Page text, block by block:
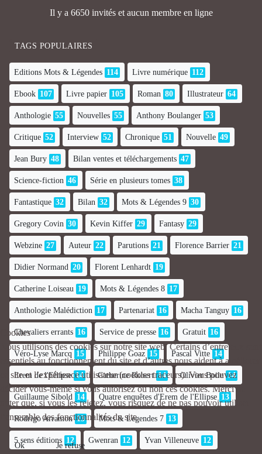
Il y a 6650 invités et aucun membre en ligne
TAGS POPULAIRES
Editions Mots & Légendes 114 Livre numérique 112
Ebook 107 Livre papier 105 Roman 80 Illustrateur 64
Anthologie 55 Nouvelles 55 Anthony Boulanger 53
Critique 52 Interview 52 Chronique 51 Nouvelle 49
Jean Bury 48 Bilan ventes et téléchargements 47
Science-fiction 46 Série en plusieurs tomes 38
Fantastique 32 Bilan 32 Mots & Légendes 9 30
Gregory Covin 30 Kevin Kiffer 29 Fantasy 29
Webzine 27 Auteur 22 Parutions 21 Florence Barrier 21
Didier Normand 20 Florent Lenhardt 19
Catherine Loiseau 19 Mots & Légendes 8 17
Anthologie Malédiction 17 Partenariat 16 Macha Tanguy 16
Chevaliers errants 16 Service de presse 16 Gratuit 16
Véro-Lyse Marcq 15 Philippe Goaz 15 Pascal Vitte 14
Erem de l'Ellipse 14 Catherine Robert 14 Olivier Boile 14
Guillaume Sibold 14 Quatre enquêtes d'Erem de l'Ellipse 13
Rodrigo Arramon 13 Mots & Légendes 7 13
5 sens éditions 12 Gwenran 12 Yvan Villeneuve 12
Cookies
Nous utilisons des cookies sur notre site web. Certains d’entre eux sont
essentiels au fonctionnement du site et d’autres nous aident à améliorer
ce site et l’expérience utilisateur (cookies traceurs). Vous pouvez
décider vous-même si vous autorisez ou non ces cookies. Merci de
noter que, si vous les rejetez, vous risquez de ne pas pouvoir utiliser
l’ensemble des fonctionnalités du site.
Ok Je refuse